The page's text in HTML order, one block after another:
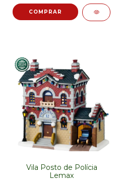
Vila Posto de Polícia
Lemax